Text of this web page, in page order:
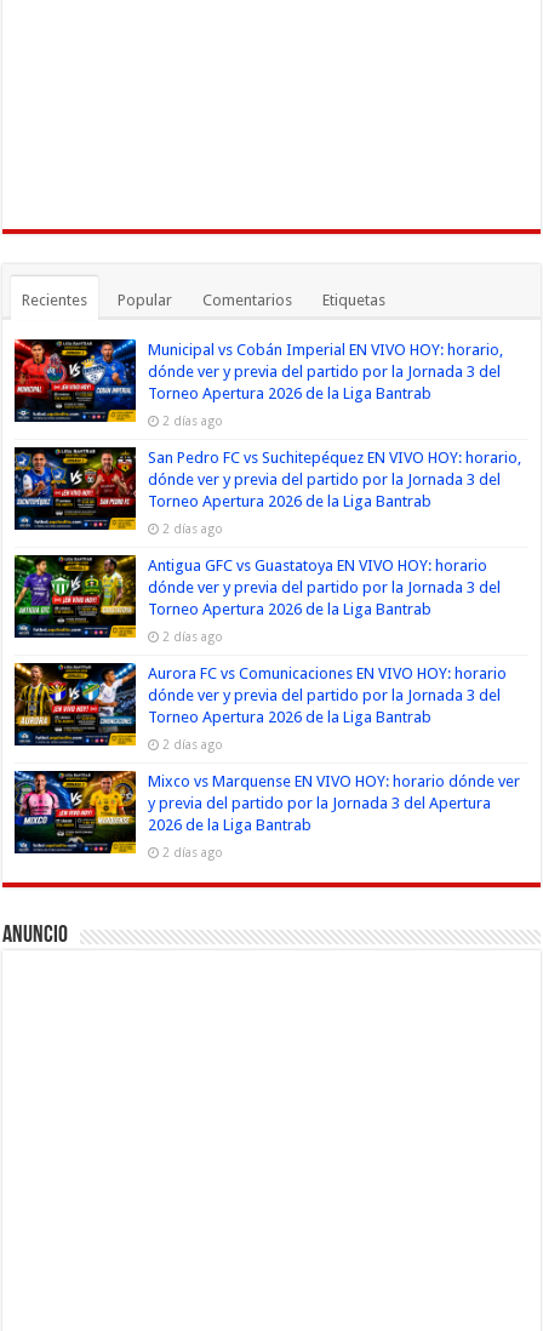
Recientes Popular Comentarios Etiquetas
Municipal vs Cobán Imperial EN VIVO HOY: horario,
dónde ver y previa del partido por la Jornada 3 del
Torneo Apertura 2026 de la Liga Bantrab
2 días ago
San Pedro FC vs Suchitepéquez EN VIVO HOY: horario,
dónde ver y previa del partido por la Jornada 3 del
Torneo Apertura 2026 de la Liga Bantrab
2 días ago
Antigua GFC vs Guastatoya EN VIVO HOY: horario
dónde ver y previa del partido por la Jornada 3 del
Torneo Apertura 2026 de la Liga Bantrab
2 días ago
Aurora FC vs Comunicaciones EN VIVO HOY: horario
dónde ver y previa del partido por la Jornada 3 del
Torneo Apertura 2026 de la Liga Bantrab
2 días ago
Mixco vs Marquense EN VIVO HOY: horario dónde ver
y previa del partido por la Jornada 3 del Apertura
2026 de la Liga Bantrab
2 días ago
Anuncio